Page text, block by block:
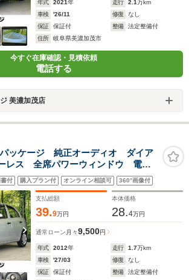
年式 2021年 走行 2.1万km
車検
'26/11 修復
なし
保証
保証付 整備
法定整備付
住所
岐阜県美濃加茂市
今すぐ在庫確認・見積依頼
電話する
美濃加茂店
ッケージ 純正オーディオ ダイア
レス 全席パワーウィンドウ 電動
AM/FMラジオ ヘッドランプレベ
付 購入プラン付 オンライン相談可 360°画像付
支払総額
39.9万円
本体価格
28.4万円
通常ローン 月々9,500円
年式 2012年 走行 1.7万km
車検
'27/03 修復
なし
保証
保証付 整備
法定整備付